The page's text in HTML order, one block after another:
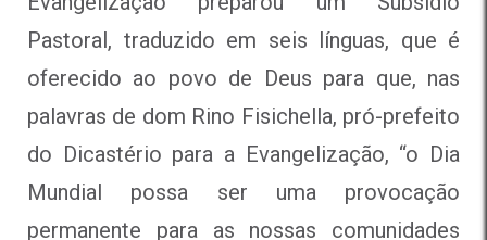
Pastoral, traduzido em seis línguas, que é
oferecido ao povo de Deus para que, nas
palavras de dom Rino Fisichella, pró-prefeito
do Dicastério para a Evangelização, “o Dia
Mundial possa ser uma provocação
permanente para as nossas comunidades